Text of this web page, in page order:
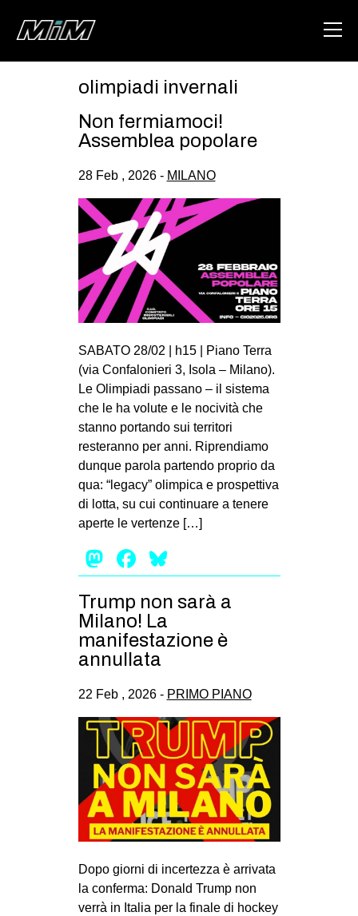
ABOUT
AREA
DEGENERAZIONE
GAZA FREESTYLE
CSOA LAMBRETTA
MSM
STUDENTI TSUNAMI
MILANO
MOBILITAZIONI
SPAZI
SPORT POPOLARE
MOVIMENTI
AMBIENTE
DIRITTO ALL’ABITARE
MIGRAZIONI
PRECARIATO
STUDENTI
CULTURE
ARTE
CINEMA
MANIFESTI
MUSICA
RECENSIONI
INTERNAZIONALE
olimpiadi invernali
Non fermiamoci!
Assemblea popolare
28 Feb , 2026 - MILANO
SABATO 28/02 | h15 | Piano Terra
(via Confalonieri 3, Isola – Milano).
Le Olimpiadi passano – il sistema
che le ha volute e le nocività che
stanno portando sui territori
resteranno per anni. Riprendiamo
dunque parola partendo proprio da
qua: “legacy” olimpica e prospettiva
di lotta, su cui continuare a tenere
aperte le vertenze […]
Mastodon
Facebook
Trump non sarà a
Milano! La
manifestazione è
annullata
22 Feb , 2026 - PRIMO PIANO
Dopo giorni di incertezza è arrivata
la conferma: Donald Trump non
verrà in Italia per la finale di hockey